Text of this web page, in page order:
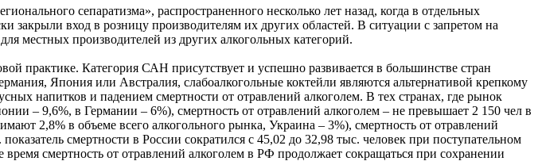
сепаратизма», распространенного несколько лет назад, когда в отдельных
закрыли вход в розницу производителям их других областей. В ситуации с запретом на
местных производителей из других алкогольных категорий.
практике. Категория САН присутствует и успешно развивается в большинстве стран
Япония или Австралия, слабоалкогольные коктейли являются альтернативой крепкому
напитков и падением смертности от отравлений алкоголем. В тех странах, где рынок
– 9,6%, в Германии – 6%), смертность от отравлений алкоголем – не превышает 2 150 чел в
2,8% в объеме всего алкогольного рынка, Украина – 3%), смертность от отравлений
смертности в России сократился с 45,02 до 32,98 тыс. человек при поступательном
смертность от отравлений алкоголем в РФ продолжает сокращаться при сохранении